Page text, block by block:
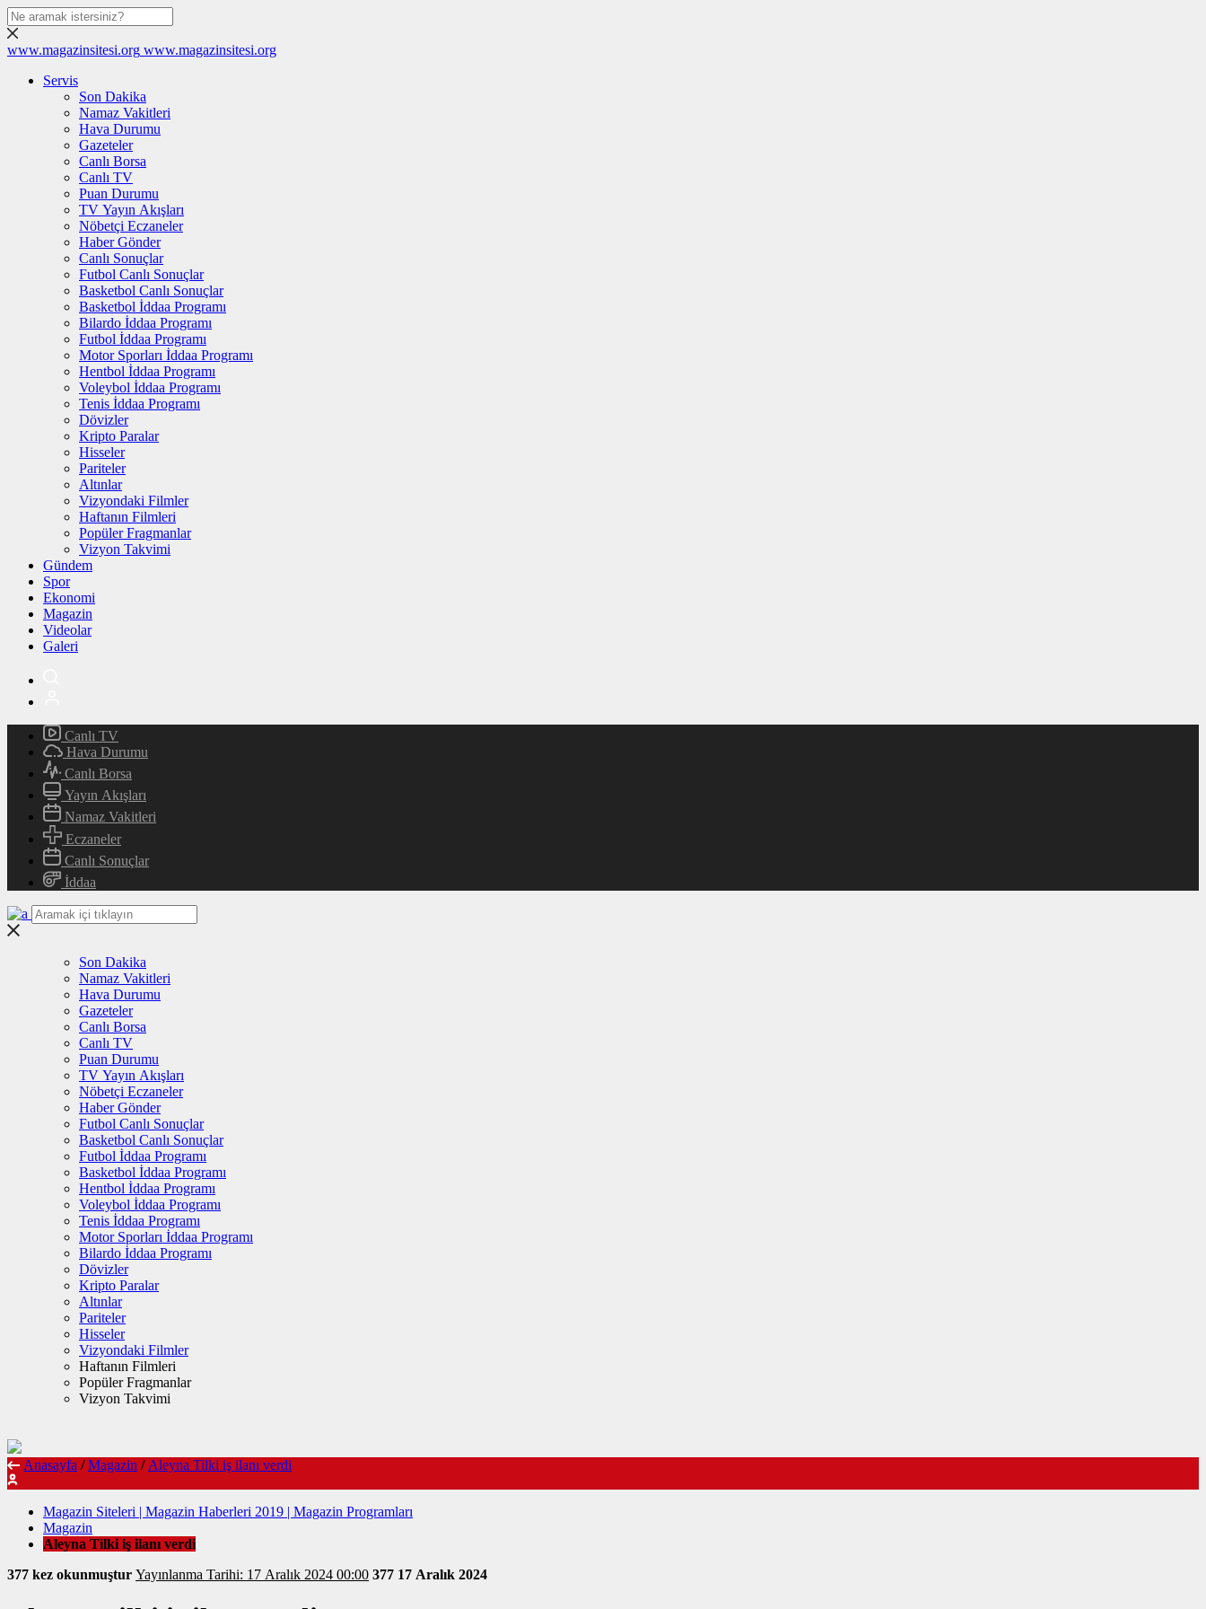
www.magazinsitesi.org www.magazinsitesi.org
Servis
Son Dakika
Namaz Vakitleri
Hava Durumu
Gazeteler
Canlı Borsa
Canlı TV
Puan Durumu
TV Yayın Akışları
Nöbetçi Eczaneler
Haber Gönder
Canlı Sonuçlar
Futbol Canlı Sonuçlar
Basketbol Canlı Sonuçlar
Basketbol İddaa Programı
Bilardo İddaa Programı
Futbol İddaa Programı
Motor Sporları İddaa Programı
Hentbol İddaa Programı
Voleybol İddaa Programı
Tenis İddaa Programı
Dövizler
Kripto Paralar
Hisseler
Pariteler
Altınlar
Vizyondaki Filmler
Haftanın Filmleri
Popüler Fragmanlar
Vizyon Takvimi
Gündem
Spor
Ekonomi
Magazin
Videolar
Galeri
Canlı TV
Hava Durumu
Canlı Borsa
Yayın Akışları
Namaz Vakitleri
Eczaneler
Canlı Sonuçlar
İddaa
Son Dakika
Namaz Vakitleri
Hava Durumu
Gazeteler
Canlı Borsa
Canlı TV
Puan Durumu
TV Yayın Akışları
Nöbetçi Eczaneler
Haber Gönder
Futbol Canlı Sonuçlar
Basketbol Canlı Sonuçlar
Futbol İddaa Programı
Basketbol İddaa Programı
Hentbol İddaa Programı
Voleybol İddaa Programı
Tenis İddaa Programı
Motor Sporları İddaa Programı
Bilardo İddaa Programı
Dövizler
Kripto Paralar
Altınlar
Pariteler
Hisseler
Vizyondaki Filmler
Haftanın Filmleri
Popüler Fragmanlar
Vizyon Takvimi
Anasayfa / Magazin / Aleyna Tilki iş ilanı verdi
Magazin Siteleri | Magazin Haberleri 2019 | Magazin Programları
Magazin
Aleyna Tilki iş ilanı verdi
377 kez okunmuştur
Yayınlanma Tarihi: 17 Aralık 2024 00:00 377 17 Aralık 2024